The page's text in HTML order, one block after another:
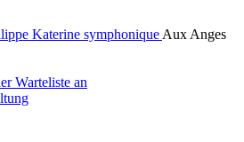
Katerine symphonique Aux Anges
Warteliste an